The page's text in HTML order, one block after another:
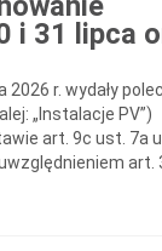
i 31 lipca
2026 r. wydały
„Instalacje PV”)
art. 9c ust. 7a
art.